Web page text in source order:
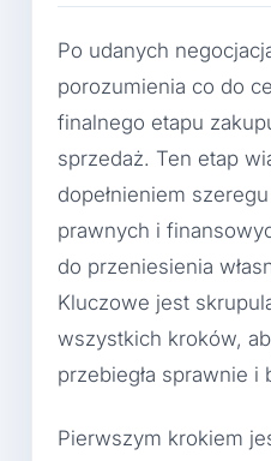
Po udanych
porozumienia co do
finalnego etapu
sprzedaż. Ten etap
dopełnieniem
prawnych i
do przeniesienia
Kluczowe jest
wszystkich kroków,
przebiegła sprawnie i
Pierwszym krokiem